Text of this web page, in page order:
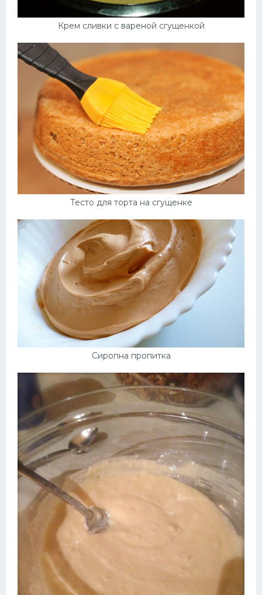
Крем сливки с вареной сгущенкой
Тесто для торта на сгущенке
Сиропна пропитка